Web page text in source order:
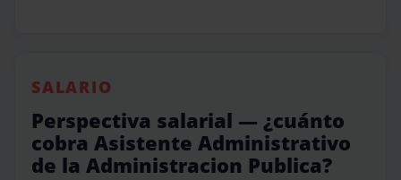
SALARIO
Perspectiva salarial — ¿cuánto
cobra Asistente Administrativo
de la Administracion Publica?